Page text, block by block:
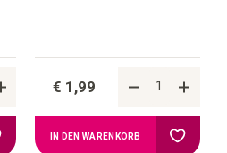
Zur
€ 1,99
IN DEN WARENKORB Zur